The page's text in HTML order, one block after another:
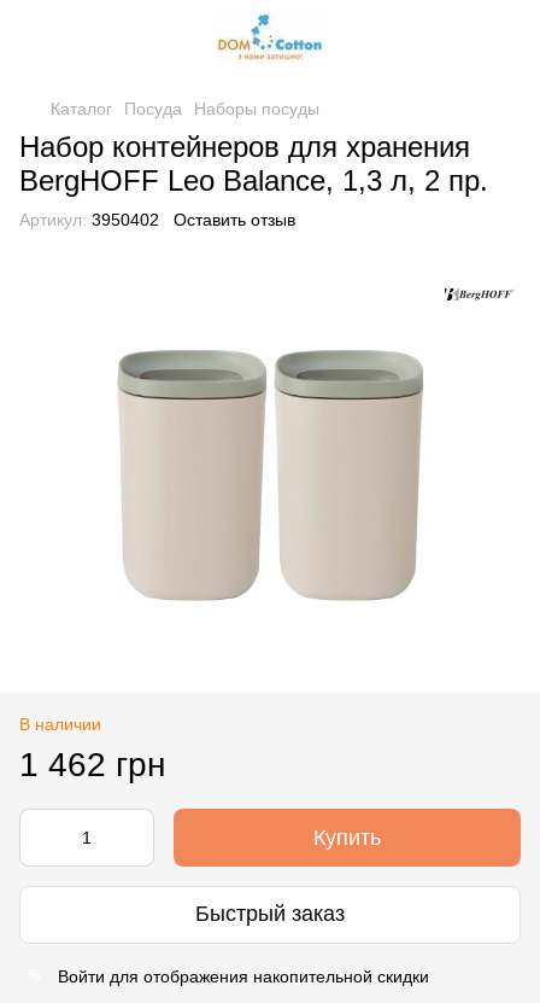
Каталог Посуда Наборы посуды
Набор контейнеров для хранения
BergHOFF Leo Balance, 1,3 л, 2 пр.
Артикул: 3950402 Оставить отзыв
В наличии
1 462 грн
Купить
Быстрый заказ
Войти для отображения накопительной скидки